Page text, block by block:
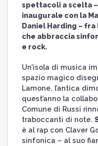
spettacoli a scelta
inaugurale con la
Daniel Harding –
che abbraccia
e rock.
Un’isola di musica
spazio magico
Lamone, l’antica
quest’anno la
Comune di Russi
traboccanti di note.
è al rap con Claver
sinfonica – al suo